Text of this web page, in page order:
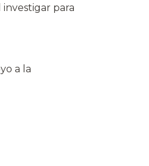
para
a la